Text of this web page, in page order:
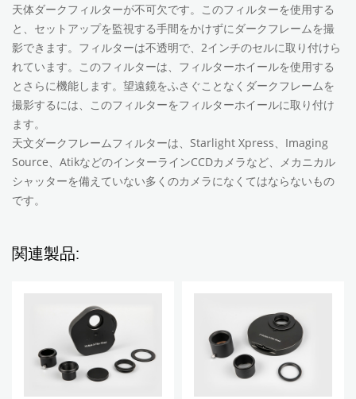
天体ダークフィルターが不可欠です。このフィルターを使用する
と、セットアップを監視する手間をかけずにダークフレームを撮
影できます。フィルターは不透明で、2インチのセルに取り付けら
れています。
このフィルターは、フィルターホイールを使用する
とさらに機能します。 望遠鏡をふさぐことなくダークフレームを
撮影するには、このフィルターをフィルターホイールに取り付け
ます。
天文ダークフレームフィルターは、Starlight Xpress、Imaging
Source、AtikなどのインターラインCCDカメラなど、メカニカル
シャッターを備えていない多くのカメラになくてはならないもの
です。
関連製品: